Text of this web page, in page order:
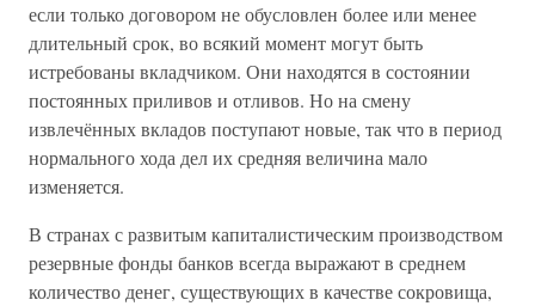
если только договором не обусловлен более или менее
длительный срок, во всякий момент могут быть
истребованы вкладчиком. Они находятся в состоянии
постоянных приливов и отливов. Но на смену
извлечённых вкладов поступают новые, так что в период
нормального хода дел их средняя величина мало
изменяется.
В странах с развитым капиталистическим производством
резервные фонды банков всегда выражают в среднем
количество денег, существующих в качестве сокровища,